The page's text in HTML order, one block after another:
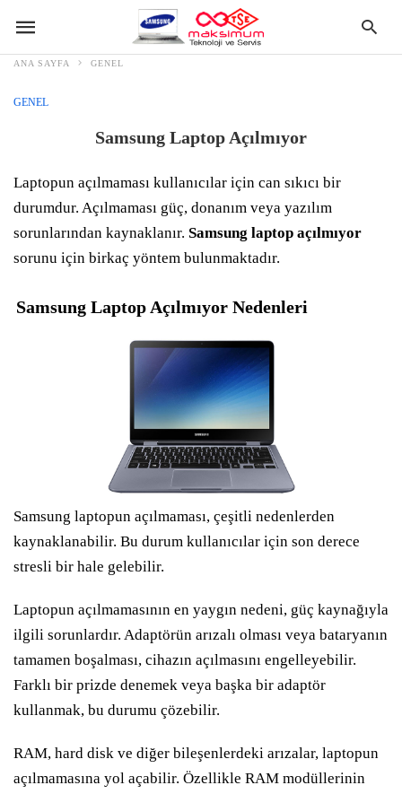
ANA SAYFA GENEL
GENEL
Samsung Laptop Açılmıyor
Laptopun açılmaması kullanıcılar için can sıkıcı bir
durumdur. Açılmaması güç, donanım veya yazılım
sorunlarından kaynaklanır. Samsung laptop açılmıyor
sorunu için birkaç yöntem bulunmaktadır.
Samsung Laptop Açılmıyor Nedenleri
Samsung laptopun açılmaması, çeşitli nedenlerden
kaynaklanabilir. Bu durum kullanıcılar için son derece
stresli bir hale gelebilir.
Laptopun açılmamasının en yaygın nedeni, güç kaynağıyla
ilgili sorunlardır. Adaptörün arızalı olması veya bataryanın
tamamen boşalması, cihazın açılmasını engelleyebilir.
Farklı bir prizde denemek veya başka bir adaptör
kullanmak, bu durumu çözebilir.
RAM, hard disk ve diğer bileşenlerdeki arızalar, laptopun
açılmamasına yol açabilir. Özellikle RAM modüllerinin